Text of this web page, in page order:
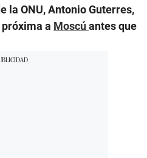
la ONU, Antonio Guterres,
a Moscúantes que